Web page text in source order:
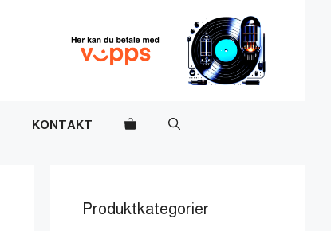
KONTAKT
Produktkategorier